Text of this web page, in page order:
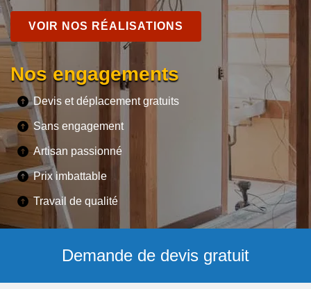
VOIR NOS RÉALISATIONS
Nos engagements
Devis et déplacement gratuits
Sans engagement
Artisan passionné
Prix imbattable
Travail de qualité
Demande de devis gratuit